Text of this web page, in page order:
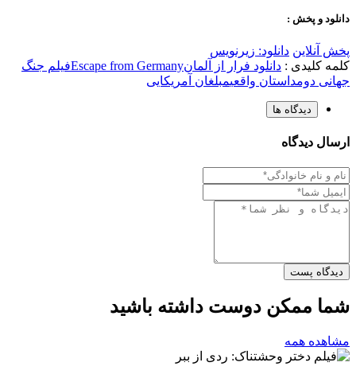
دانلود و پخش :
پخش آنلاین دانلود: زیرنویس
کلمه کلیدی : دانلود فرار از آلمانEscape from Germanyفیلم جنگ
جهانی دومداستان واقعیمبلغان آمریکایی
دیدگاه ها
ارسال دیدگاه
دیدگاه پست
شما ممکن دوست داشته باشید
مشاهده همه